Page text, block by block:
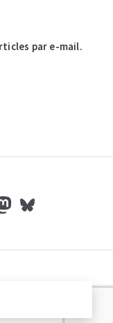
par e-mail.
Bluesky